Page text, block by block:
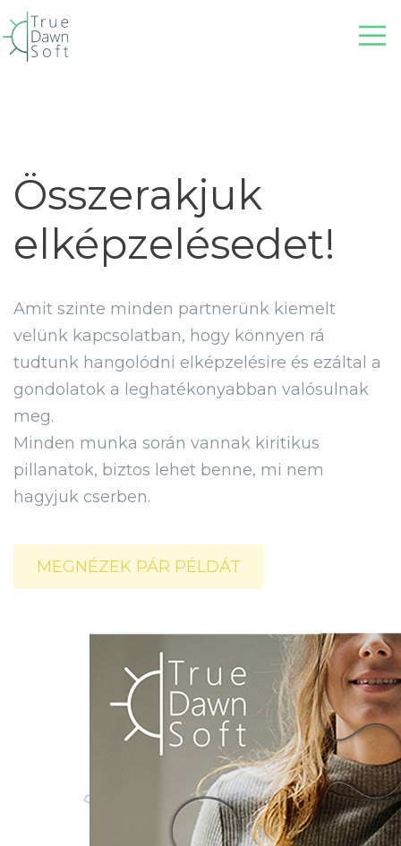
Összerakjuk
elképzelésedet!
Amit szinte minden partnerünk kiemelt
velünk kapcsolatban, hogy könnyen rá
tudtunk hangolódni elképzelésire és ezáltal a
gondolatok a leghatékonyabban valósulnak
meg.
Minden munka során vannak kiritikus
pillanatok, biztos lehet benne, mi nem
hagyjuk cserben.
MEGNÉZEK PÁR PÉLDÁT